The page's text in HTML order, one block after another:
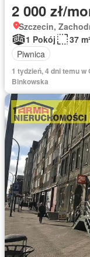
2 000 zł/
Szczecin,
1 Pokój
37
Piwnica
1 tydzień, 4 dni temu
Binkowska